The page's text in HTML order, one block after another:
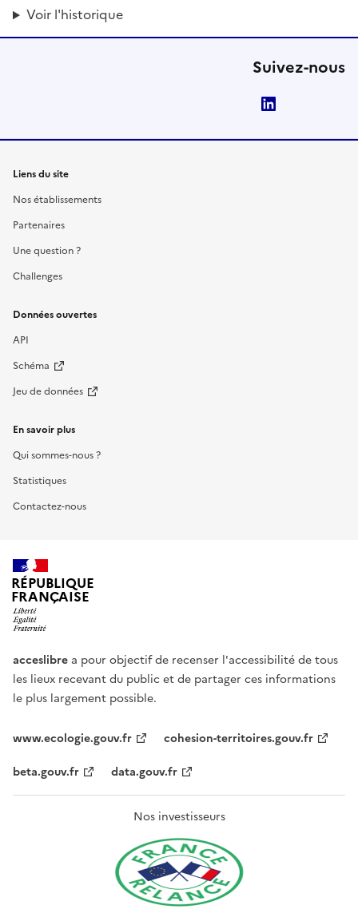
Voir l'historique
Suivez-nous
Liens du site
Nos établissements
Partenaires
Une question ?
Challenges
Données ouvertes
API
Schéma
Jeu de données
En savoir plus
Qui sommes-nous ?
Statistiques
Contactez-nous
RÉPUBLIQUE
FRANÇAISE
acceslibre a pour objectif de recenser l'accessibilité de tous
les lieux recevant du public et de partager ces informations
le plus largement possible.
www.ecologie.gouv.fr
cohesion-territoires.gouv.fr
beta.gouv.fr
data.gouv.fr
Nos investisseurs